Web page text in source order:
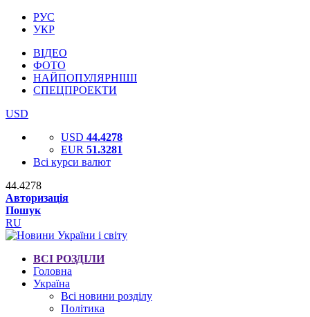
РУС
УКР
ВІДЕО
ФОТО
НАЙПОПУЛЯРНІШІ
СПЕЦПРОЕКТИ
USD
USD 44.4278
EUR 51.3281
Всі курси валют
44.4278
Авторизація
Пошук
RU
ВСІ РОЗДІЛИ
Головна
Україна
Всі новини розділу
Політика